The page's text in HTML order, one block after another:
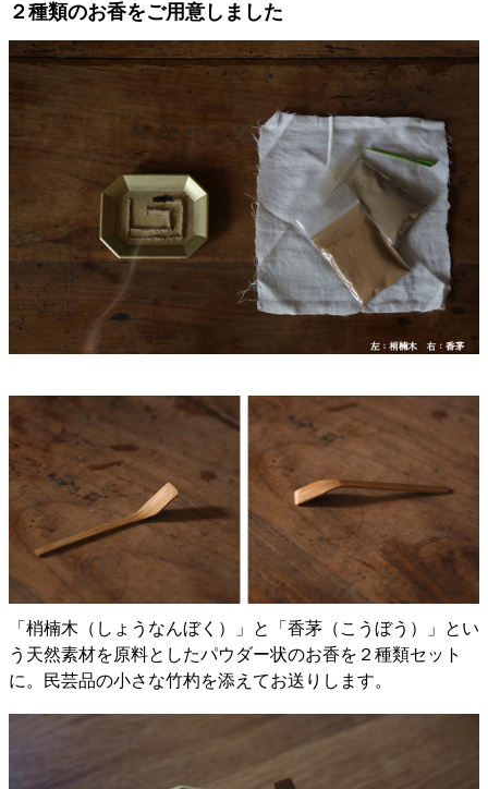
２種類のお香をご用意しました
「梢楠木（しょうなんぼく）」と「香茅（こうぼう）」とい
う天然素材を原料としたパウダー状のお香を２種類セット
に。民芸品の小さな竹杓を添えてお送りします。